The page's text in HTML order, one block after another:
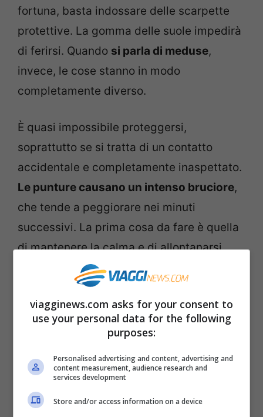
fortuna, basta indossare delle scarpette
protettive. La gomma delle suole impedirà
di ferirsi. Quando si parla di meduse,
invece, le cose stanno in modo
completamente diverso.
È quasi impossibile proteggersi,
soprattutto se si tratta di un contatto
accidentale e completamente inaspettato.
Le punture causano un intenso bruciore,
che tende a peggiorare nei minuti
successivi. La prima cosa da fare è quella
di mantenere la calma e di allontanarsi
dall’area incriminata. Se si è in compagnia,
si consiglia di avvertire subito gli altri
dell’accaduto e di farsi aiutare a tornare a
viagginews.com asks for your consent to
use your personal data for the following
purposes:
Personalised advertising and content, advertising and
content measurement, audience research and
services development
Store and/or access information on a device